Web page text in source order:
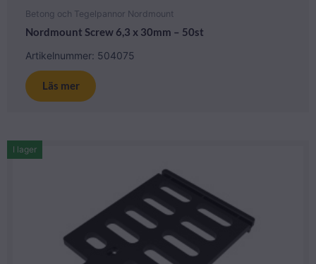
Betong och Tegelpannor Nordmount
Nordmount Screw 6,3 x 30mm – 50st
Artikelnummer: 504075
Läs mer
I lager